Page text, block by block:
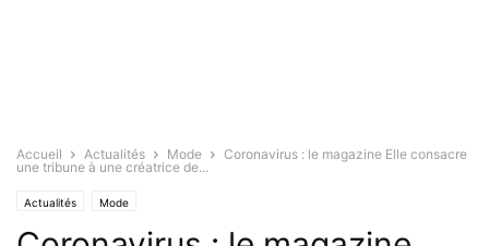
Accueil Actualités Mode
Coronavirus : le magazine Elle consacre
une tribune à une créatrice de...
Actualités Mode